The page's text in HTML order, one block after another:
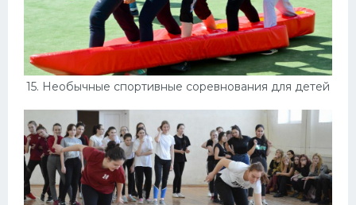
15. Необычные спортивные соревнования для детей